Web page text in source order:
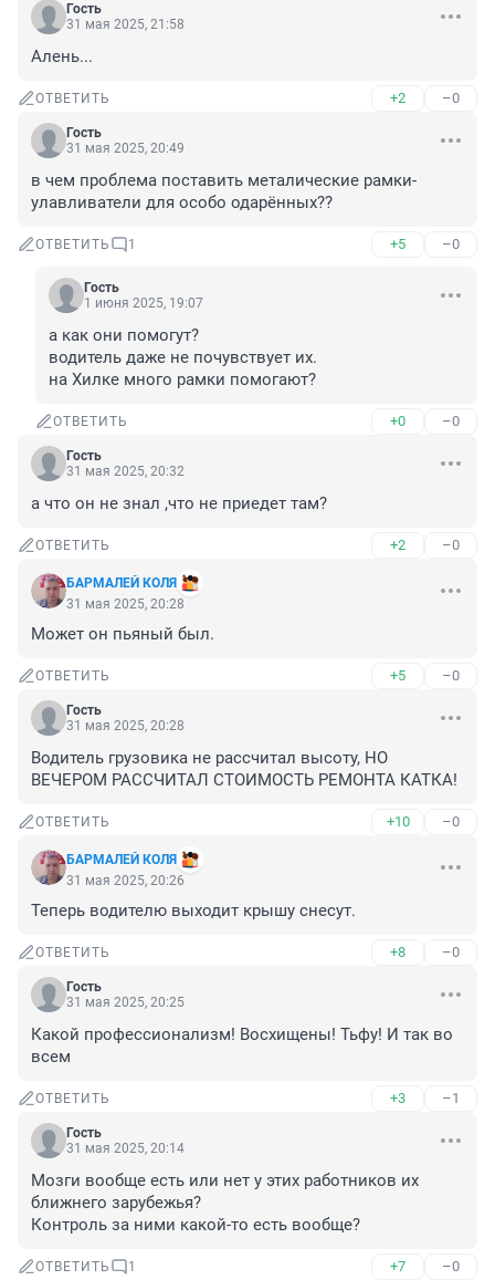
Гость
31 мая 2025, 21:58
Алень...
ОТВЕТИТЬ +2 –0
Гость
31 мая 2025, 20:49
в чем проблема поставить металические рамки-
улавливатели для особо одарённых??
ОТВЕТИТЬ 1 +5 –0
Гость
1 июня 2025, 19:07
а как они помогут?
водитель даже не почувствует их.
на Хилке много рамки помогают?
ОТВЕТИТЬ +0 –0
Гость
31 мая 2025, 20:32
а что он не знал ,что не приедет там?
ОТВЕТИТЬ +2 –0
БАРМАЛЕЙ КОЛЯ
31 мая 2025, 20:28
Может он пьяный был.
ОТВЕТИТЬ +5 –0
Гость
31 мая 2025, 20:28
Водитель грузовика не рассчитал высоту, НО
ВЕЧЕРОМ РАССЧИТАЛ СТОИМОСТЬ РЕМОНТА КАТКА!
ОТВЕТИТЬ +10 –0
БАРМАЛЕЙ КОЛЯ
31 мая 2025, 20:26
Теперь водителю выходит крышу снесут.
ОТВЕТИТЬ +8 –0
Гость
31 мая 2025, 20:25
Какой профессионализм! Восхищены! Тьфу! И так во
всем
ОТВЕТИТЬ +3 –1
Гость
31 мая 2025, 20:14
Мозги вообще есть или нет у этих работников их
ближнего зарубежья?
Контроль за ними какой-то есть вообще?
ОТВЕТИТЬ 1 +7 –0